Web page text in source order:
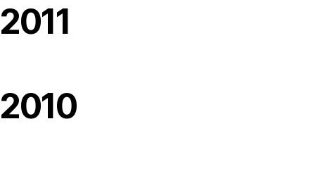
2011
2010